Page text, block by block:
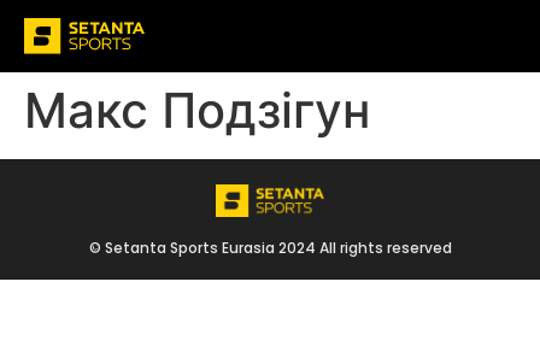
Макс Подзігун
© Setanta Sports Eurasia 2024 All rights reserved